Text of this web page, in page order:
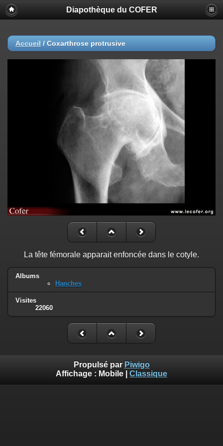
Diapothèque du COFER
Accueil / Coxarthrose protrusive
La tête fémorale apparait enfoncée dans le cotyle.
Albums
Hanches
Visites
22060
Propulsé par Piwigo
Affichage : Mobile Classique